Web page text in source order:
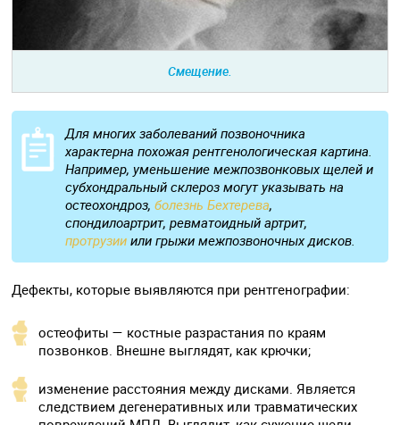
Смещение.
Для многих заболеваний позвоночника
характерна похожая рентгенологическая картина.
Например, уменьшение межпозвонковых щелей и
субхондральный склероз могут указывать на
остеохондроз,болезнь Бехтерева,
спондилоартрит, ревматоидный артрит,
протрузии или грыжи межпозвоночных дисков.
Дефекты, которые выявляются при рентгенографии:
остеофиты — костные разрастания по краям
позвонков. Внешне выглядят, как крючки;
изменение расстояния между дисками. Является
следствием дегенеративных или травматических